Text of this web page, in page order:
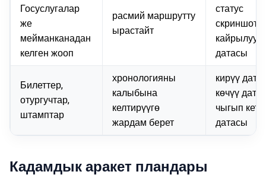
Госуслугалар
же
мейманканадан
келген жооп
расмий маршрутту
ырастайт
статус
скриншоту,
датасы
Билеттер,
отургучтар,
штамптар
хронологияны
калыбына
келтирүүгө
жардам берет
кирүү
көчүү
чыгып
датасы
Кадамдык аракет пландары